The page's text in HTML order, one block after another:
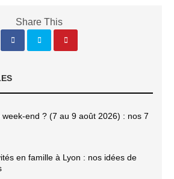
Share This
end ? (7 au 9 août 2026) : nos 7
en famille à Lyon : nos idées de